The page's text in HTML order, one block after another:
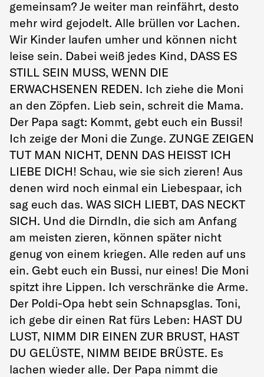
gemeinsam? Je weiter man reinfährt, desto
mehr wird gejodelt. Alle brüllen vor Lachen.
Wir Kinder laufen umher und können nicht
leise sein. Dabei weiß jedes Kind, DASS ES
STILL SEIN MUSS, WENN DIE
ERWACHSENEN REDEN. Ich ziehe die Moni
an den Zöpfen. Lieb sein, schreit die Mama.
Der Papa sagt: Kommt, gebt euch ein Bussi!
Ich zeige der Moni die Zunge. ZUNGE ZEIGEN
TUT MAN NICHT, DENN DAS HEISST ICH
LIEBE DICH! Schau, wie sie sich zieren! Aus
denen wird noch einmal ein Liebespaar, ich
sag euch das. WAS SICH LIEBT, DAS NECKT
SICH. Und die Dirndln, die sich am Anfang
am meisten zieren, können später nicht
genug von einem kriegen. Alle reden auf uns
ein. Gebt euch ein Bussi, nur eines! Die Moni
spitzt ihre Lippen. Ich verschränke die Arme.
Der Poldi-Opa hebt sein Schnapsglas. Toni,
ich gebe dir einen Rat fürs Leben: HAST DU
LUST, NIMM DIR EINEN ZUR BRUST, HAST
DU GELÜSTE, NIMM BEIDE BRÜSTE. Es
lachen wieder alle. Der Papa nimmt die